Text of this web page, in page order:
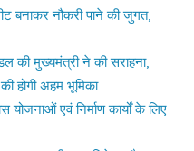
बनाकर नौकरी पाने की जुगत,
की मुख्यमंत्री ने की सराहना,
होगी अहम भूमिका
योजनाओं एवं निर्माण कार्यों के लिए